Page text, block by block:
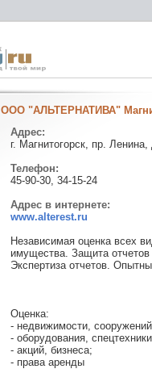
ООО "АЛЬТЕРНАТИВА"
Адрес:
г. Магнитогорск, пр.
Телефон:
45-90-30, 34-15-24
Адрес в интернете:
www.alterest.ru
Независимая оценка всех
имущества. Защита
Экспертиза отчетов.
Оценка:
- недвижимости,
- оборудования,
- акций, бизнеса;
- права аренды